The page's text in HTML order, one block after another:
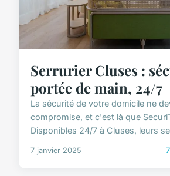
Serrurier Cluses :
portée de main, 24/7
La sécurité de votre domicile ne
compromise, et c'est là que
Disponibles 24/7 à Cluses, leurs
7 janvier 2025